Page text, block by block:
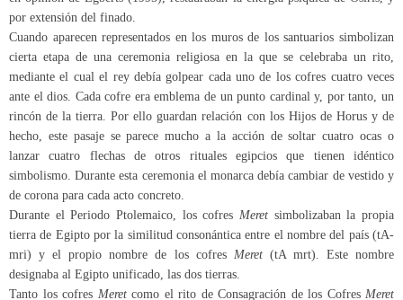
por extensión del finado.
Cuando aparecen representados en los muros de los santuarios simbolizan
cierta etapa de una ceremonia religiosa en la que se celebraba un rito,
mediante el cual el rey debía golpear cada uno de los cofres cuatro veces
ante el dios. Cada cofre era emblema de un punto cardinal y, por tanto, un
rincón de la tierra. Por ello guardan relación con los Hijos de Horus y de
hecho, este pasaje se parece mucho a la acción de soltar cuatro ocas o
lanzar cuatro flechas de otros rituales egipcios que tienen idéntico
simbolismo. Durante esta ceremonia el monarca debía cambiar de vestido y
de corona para cada acto concreto.
Durante el Periodo Ptolemaico, los cofres Meret simbolizaban la propia
tierra de Egipto por la similitud consonántica entre el nombre del país (tA-
mri) y el propio nombre de los cofres Meret(tA mrt). Este nombre
designaba al Egipto unificado, las dos tierras.
Tanto los cofres Meretcomo el rito de Consagración de los Cofres Meret